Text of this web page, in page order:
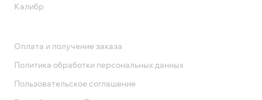
Калибр
Оплата и получение заказа
Политика обработки персональных данных
Пользовательское соглашение